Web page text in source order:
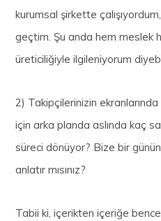
kurumsal şirkette
geçtim. Şu anda hem meslek
üreticiliğiyle ilgileniyorum
2) Takipçilerinizin
için arka planda aslında kaç
süreci dönüyor? Bize bir
anlatır mısınız?
Tabii ki, içerikten içeriğe